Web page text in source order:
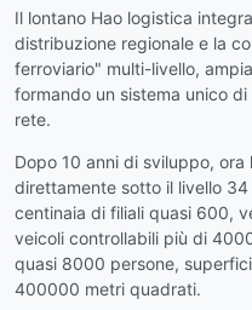
Il lontano Hao logistica
distribuzione regionale e la
ferroviario" multi-livello,
formando un sistema unico
rete.
Dopo 10 anni di sviluppo,
direttamente sotto il livello
centinaia di filiali quasi 600,
veicoli controllabili più di
quasi 8000 persone,
400000 metri quadrati.